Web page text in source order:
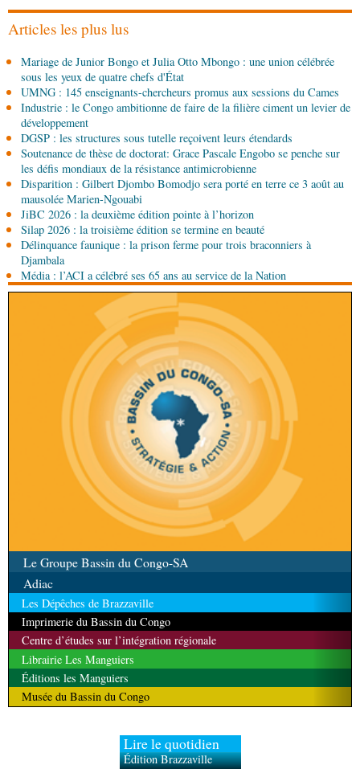
gouvernement présente sa politique économique et
sociale 2027-2029 au Parlement
SociétéAssainissement et développement local :
les Nations unies réitèrent leur soutien au Congo
07-08-2026 11:03
SportFootball, le week-end des Diables rouges et
des Congolais de la diaspora en Coupes d'Europe
(matches aller du 3e tour)
07-08-2026 10:15
Afrique-MondeAfrique de l'Ouest : les mafias du
numérique inventent une nouvelle traite humaine
Sport Nzango: Sylvie Malonga élue présidente du
bureau exécutif d’Afis sport Pointe-Noire
Articles les plus lus
Mariage de Junior Bongo et Julia Otto Mbongo : une union célébrée
sous les yeux de quatre chefs d'État
UMNG : 145 enseignants-chercheurs promus aux sessions du Cames
Industrie : le Congo ambitionne de faire de la filière ciment un levier de
développement
DGSP : les structures sous tutelle reçoivent leurs étendards
Soutenance de thèse de doctorat: Grace Pascale Engobo se penche sur
les défis mondiaux de la résistance antimicrobienne
Disparition : Gilbert Djombo Bomodjo sera porté en terre ce 3 août au
mausolée Marien-Ngouabi
JiBC 2026 : la deuxième édition pointe à l’horizon
Silap 2026 : la troisième édition se termine en beauté
Délinquance faunique : la prison ferme pour trois braconniers à
Djambala
Média : l’ACI a célébré ses 65 ans au service de la Nation
Le Groupe Bassin du Congo-SA
Adiac
Les Dépêches de Brazzaville
Imprimerie du Bassin du Congo
Centre d’études sur l’intégration régionale
Librairie Les Manguiers
Éditions les Manguiers
Musée du Bassin du Congo
Lire le quotidien
Édition Brazzaville